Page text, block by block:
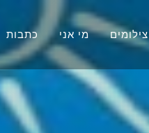
צילומים מי אני כתבות